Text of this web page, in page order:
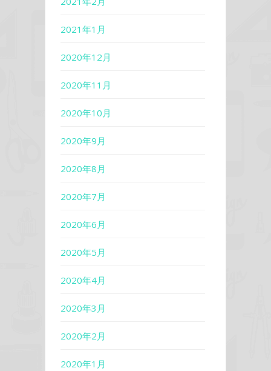
2021年1月
2020年12月
2020年11月
2020年10月
2020年9月
2020年8月
2020年7月
2020年6月
2020年5月
2020年4月
2020年3月
2020年2月
2020年1月